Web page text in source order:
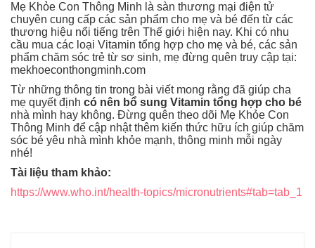
Mẹ Khỏe Con Thông Minh là sàn thương mại điện tử
chuyên cung cấp các sản phẩm cho mẹ và bé đến từ các
thương hiệu nổi tiếng trên Thế giới hiện nay. Khi có nhu
cầu mua các loại Vitamin tổng hợp cho mẹ và bé, các sản
phẩm chăm sóc trẻ từ sơ sinh, mẹ đừng quên truy cập tại:
mekhoeconthongminh.com
Từ những thông tin trong bài viết mong rằng đã giúp cha
mẹ quyết định có nên bổ sung Vitamin tổng hợp cho bé
nhà mình hay không. Đừng quên theo dõi Mẹ Khỏe Con
Thông Minh để cập nhật thêm kiến thức hữu ích giúp chăm
sóc bé yêu nhà mình khỏe mạnh, thông minh mỗi ngày
nhé!
Tài liệu tham khảo:
https://www.who.int/health-topics/micronutrients#tab=tab_1